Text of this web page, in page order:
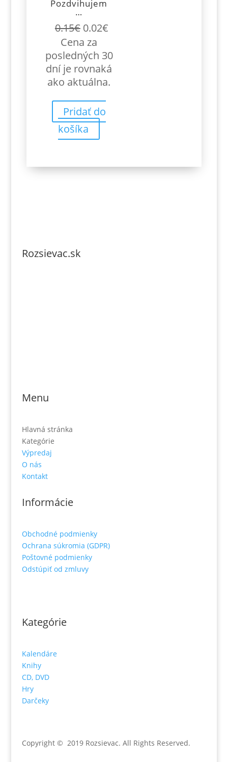
Pozdvihujem
…
0.15€ Pôvodná
cena
bola:
0.15€.
0.02€Aktuálna
je:
0.02€.
Cena za
posledných 30
dní je rovnaká
ako aktuálna.
Pridať do
košíka
Rozsievac.sk
Menu
Hlavná stránka
Kategórie
Výpredaj
O nás
Kontakt
Informácie
Obchodné podmienky
Ochrana súkromia (GDPR)
Poštovné podmienky
Odstúpiť od zmluvy
Kategórie
Kalendáre
Knihy
CD, DVD
Hry
Darčeky
Copyright © 2019 Rozsievac. All Rights Reserved.